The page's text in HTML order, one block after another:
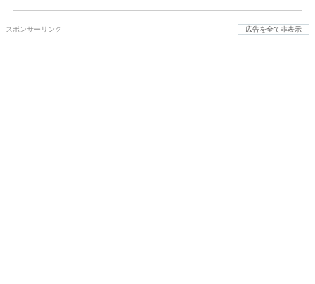
スポンサーリンク 広告を全て非表示